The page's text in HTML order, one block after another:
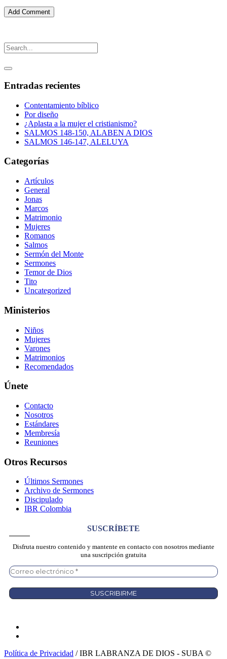
Entradas recientes
Contentamiento bíblico
Por diseño
¿Aplasta a la mujer el cristianismo?
SALMOS 148-150, ALABEN A DIOS
SALMOS 146-147, ALELUYA
Categorías
Artículos
General
Jonas
Marcos
Matrimonio
Mujeres
Romanos
Salmos
Sermón del Monte
Sermones
Temor de Dios
Tito
Uncategorized
Ministerios
Niños
Mujeres
Varones
Matrimonios
Recomendados
Únete
Contacto
Nosotros
Estándares
Membresía
Reuniones
Otros Recursos
Últimos Sermones
Archivo de Sermones
Discipulado
IBR Colombia
SUSCRÍBETE
Disfruta nuestro contenido y mantente en contacto con nosotros mediante
una suscripción gratuita
Política de Privacidad / IBR LABRANZA DE DIOS - SUBA ©